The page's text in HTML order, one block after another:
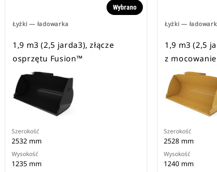
Łyżki — ładowarka
Wybrano
1,9 m3 (2,5 jarda3), złącze
osprzętu Fusion™
Szerokość
2532 mm
Wysokość
1235 mm
Łyżki —
1,9 m3 (2,5
z
Szerokość
2528 mm
Wysokość
1240 mm